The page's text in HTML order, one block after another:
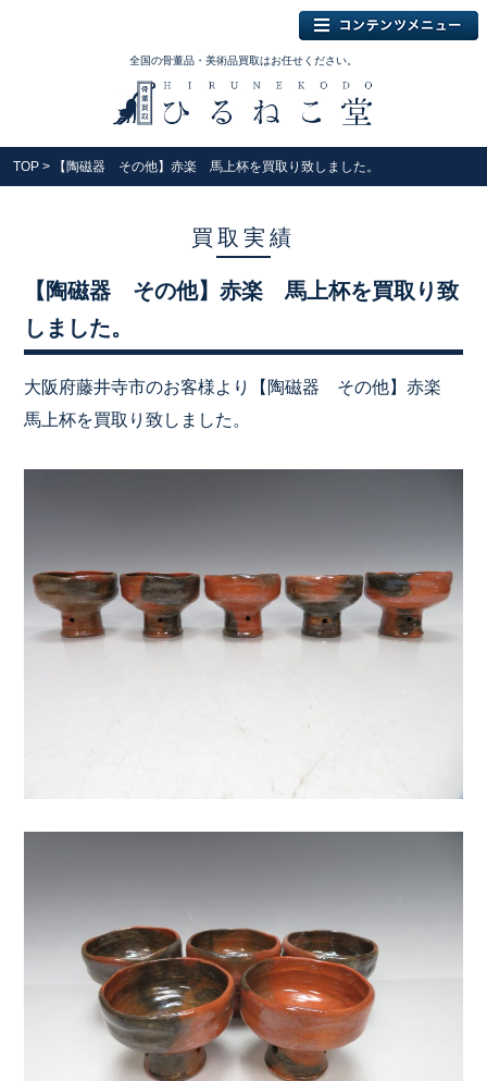
全国の骨董品・美術品買取はお任せください。
TOP > 【陶磁器 その他】赤楽 馬上杯を買取り致しました。
買取実績
【陶磁器 その他】赤楽 馬上杯を買取り致
しました。
大阪府藤井寺市のお客様より【陶磁器 その他】赤楽
馬上杯を買取り致しました。